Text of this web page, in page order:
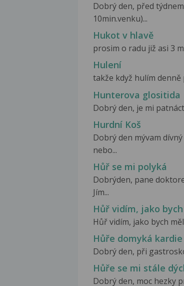
Dobrý den, před
10min.venku)...
Hukot v hlavě
prosim o radu již asi 3
Hulení
takže když hulím
Hunterova glositida
Dobrý den, je mi
Hurdní Koš
Dobrý den mývam
nebo...
Hůř se mi polyká
Dobrýden, pane
Jím...
Hůř vidím, jako
Hůř vidím, jako bych
Hůře domyká kardie
Dobrý den, při
Hůře se mi stále
Dobrý den, moc hezky